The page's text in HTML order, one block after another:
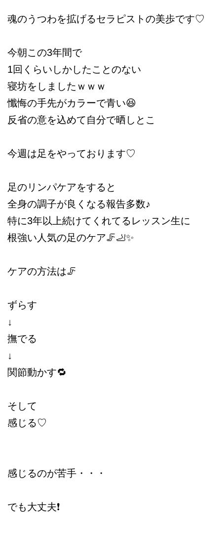
魂のうつわを拡げるセラピストの美歩です♡
今朝この3年間で
1回くらいしかしたことのない
寝坊をしましたｗｗｗ
懺悔の手先がカラーで青い😆
反省の意を込めて自分で晒しとこ
今週は足をやっております♡
足のリンパケアをすると
全身の調子が良くなる報告多数♪
特に3年以上続けてくれてるレッスン生に
根強い人気の足のケア🦵🦶✨
ケアの方法は🦵
ずらす
↓
撫でる
↓
関節動かす🔁
そして
感じる♡
感じるのが苦手・・・
でも大丈夫❗️